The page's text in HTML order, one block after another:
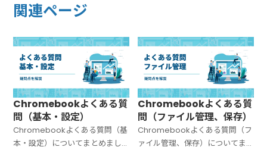
関連ページ
Chromebookよくある質
問（基本・設定）
Chromebookよくある質問（基
本・設定）についてまとめまし
Chromebookよくある質
問（ファイル管理、保存）
Chromebookよくある質問（フ
ァイル管理、保存）についてま